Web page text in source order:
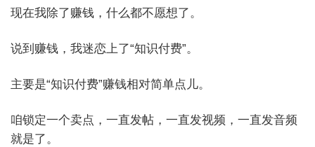
现在我除了赚钱，什么都不愿想了。
说到赚钱，我迷恋上了“知识付费”。
主要是“知识付费”赚钱相对简单点儿。
咱锁定一个卖点，一直发帖，一直发视频，一直发音频
就是了。